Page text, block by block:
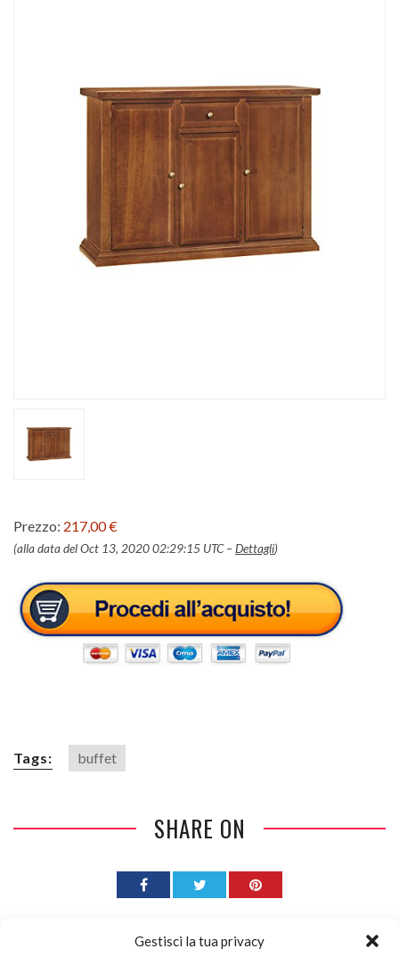
Gestisci la tua privacy
Prezzo: 217,00 €
(alla data del Oct 13, 2020 02:29:15 UTC – Dettagli)
Tags: buffet
SHARE ON